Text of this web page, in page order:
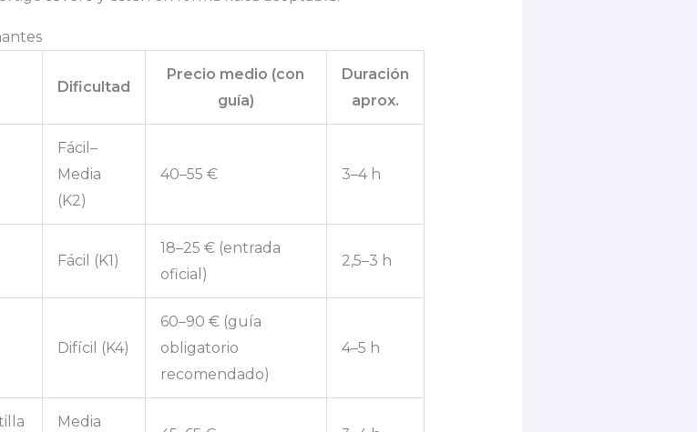
Dificultad
Precio medio (con
guía)
Duración
aprox.
Fácil–
Media
(K2)
40–55 € 3–4 h
Fácil (K1)
18–25 € (entrada
oficial)
2,5–3 h
Difícil (K4)
60–90 € (guía
obligatorio
recomendado)
4–5 h
Media